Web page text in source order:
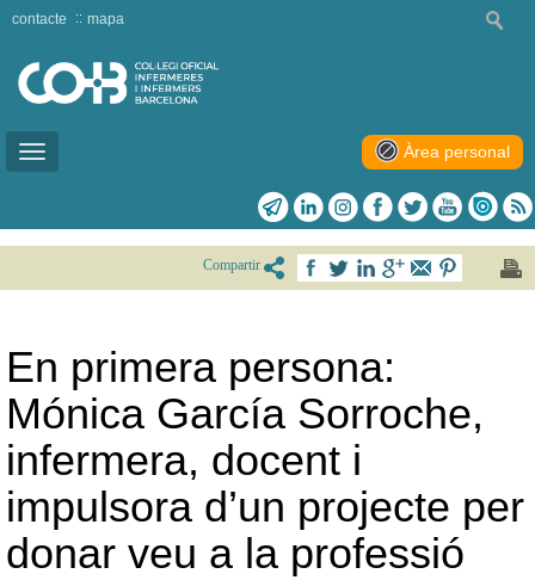
Toggle
contacte mapa
Àrea personal
Compartir
En primera persona:
Mónica García Sorroche,
infermera, docent i
impulsora d’un projecte per
donar veu a la professió